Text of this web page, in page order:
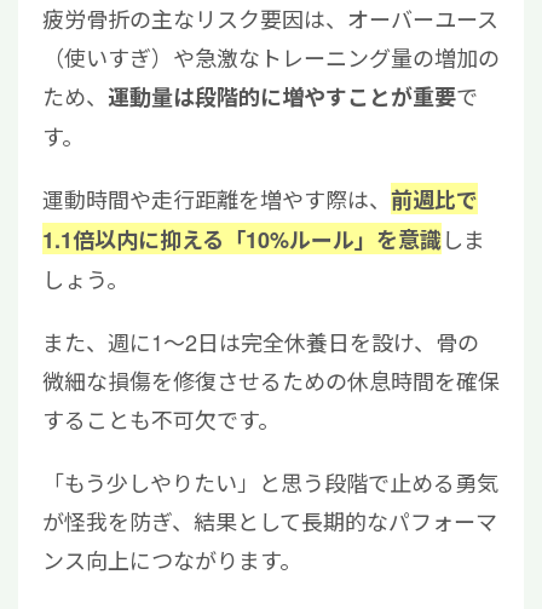
疲労骨折の主なリスク要因は、オーバーユース
（使いすぎ）や急激なトレーニング量の増加の
ため、 運動量は段階的に増やすことが重要で
す。
運動時間や走行距離を増やす際は、 前週比で
1.1倍以内に抑える「10%ルール」を意識しま
しょう。
また、週に1〜2日は完全休養日を設け、骨の
微細な損傷を修復させるための休息時間を確保
することも不可欠です。
「もう少しやりたい」と思う段階で止める勇気
が怪我を防ぎ、結果として長期的なパフォーマ
ンス向上につながります。